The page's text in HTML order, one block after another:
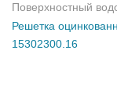
Поверхностный
Решетка
15302300.16